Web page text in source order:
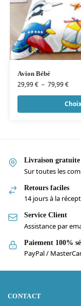
Avion Bébé
29,99€ – 79,99€
Livraison gratuite
Sur toutes les
Retours faciles
14 jours à la
Service Client
Assistance par
Paiement 100%
PayPal /
CONTACT